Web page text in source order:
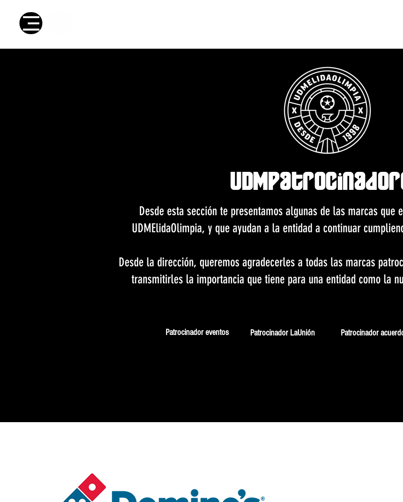
Desde esta sección te presentamos algunas de las marcas que
UDMElidaOlimpia, y que ayudan a la entidad a continuar
Desde la dirección, queremos agradecerles a todas las marcas
transmitirles la importancia que tiene para una entidad como la
Patrocinador eventos Patrocinador LaUnión Patrocinador